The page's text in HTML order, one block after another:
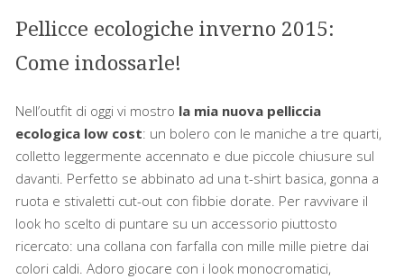
Pellicce ecologiche inverno 2015:
Come indossarle!
Nell’outfit di oggi vi mostro la mia nuova pelliccia
ecologica low cost: un bolero con le maniche a tre quarti,
colletto leggermente accennato e due piccole chiusure sul
davanti. Perfetto se abbinato ad una t-shirt basica, gonna a
ruota e stivaletti cut-out con fibbie dorate. Per ravvivare il
look ho scelto di puntare su un accessorio piuttosto
ricercato: una collana con farfalla con mille mille pietre dai
colori caldi. Adoro giocare con i look monocromatici,